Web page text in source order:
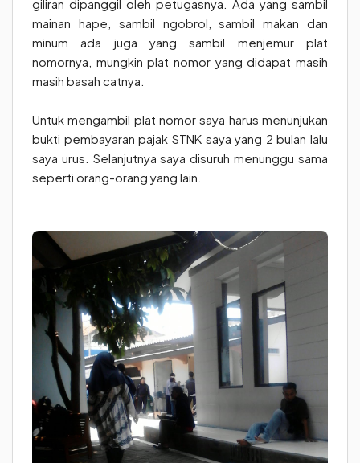
giliran dipanggil oleh petugasnya. Ada yang sambil
mainan hape, sambil ngobrol, sambil makan dan
minum ada juga yang sambil menjemur plat
nomornya, mungkin plat nomor yang didapat masih
masih basah catnya.
Untuk mengambil plat nomor saya harus menunjukan
bukti pembayaran pajak STNK saya yang 2 bulan lalu
saya urus. Selanjutnya saya disuruh menunggu sama
seperti orang-orang yang lain.